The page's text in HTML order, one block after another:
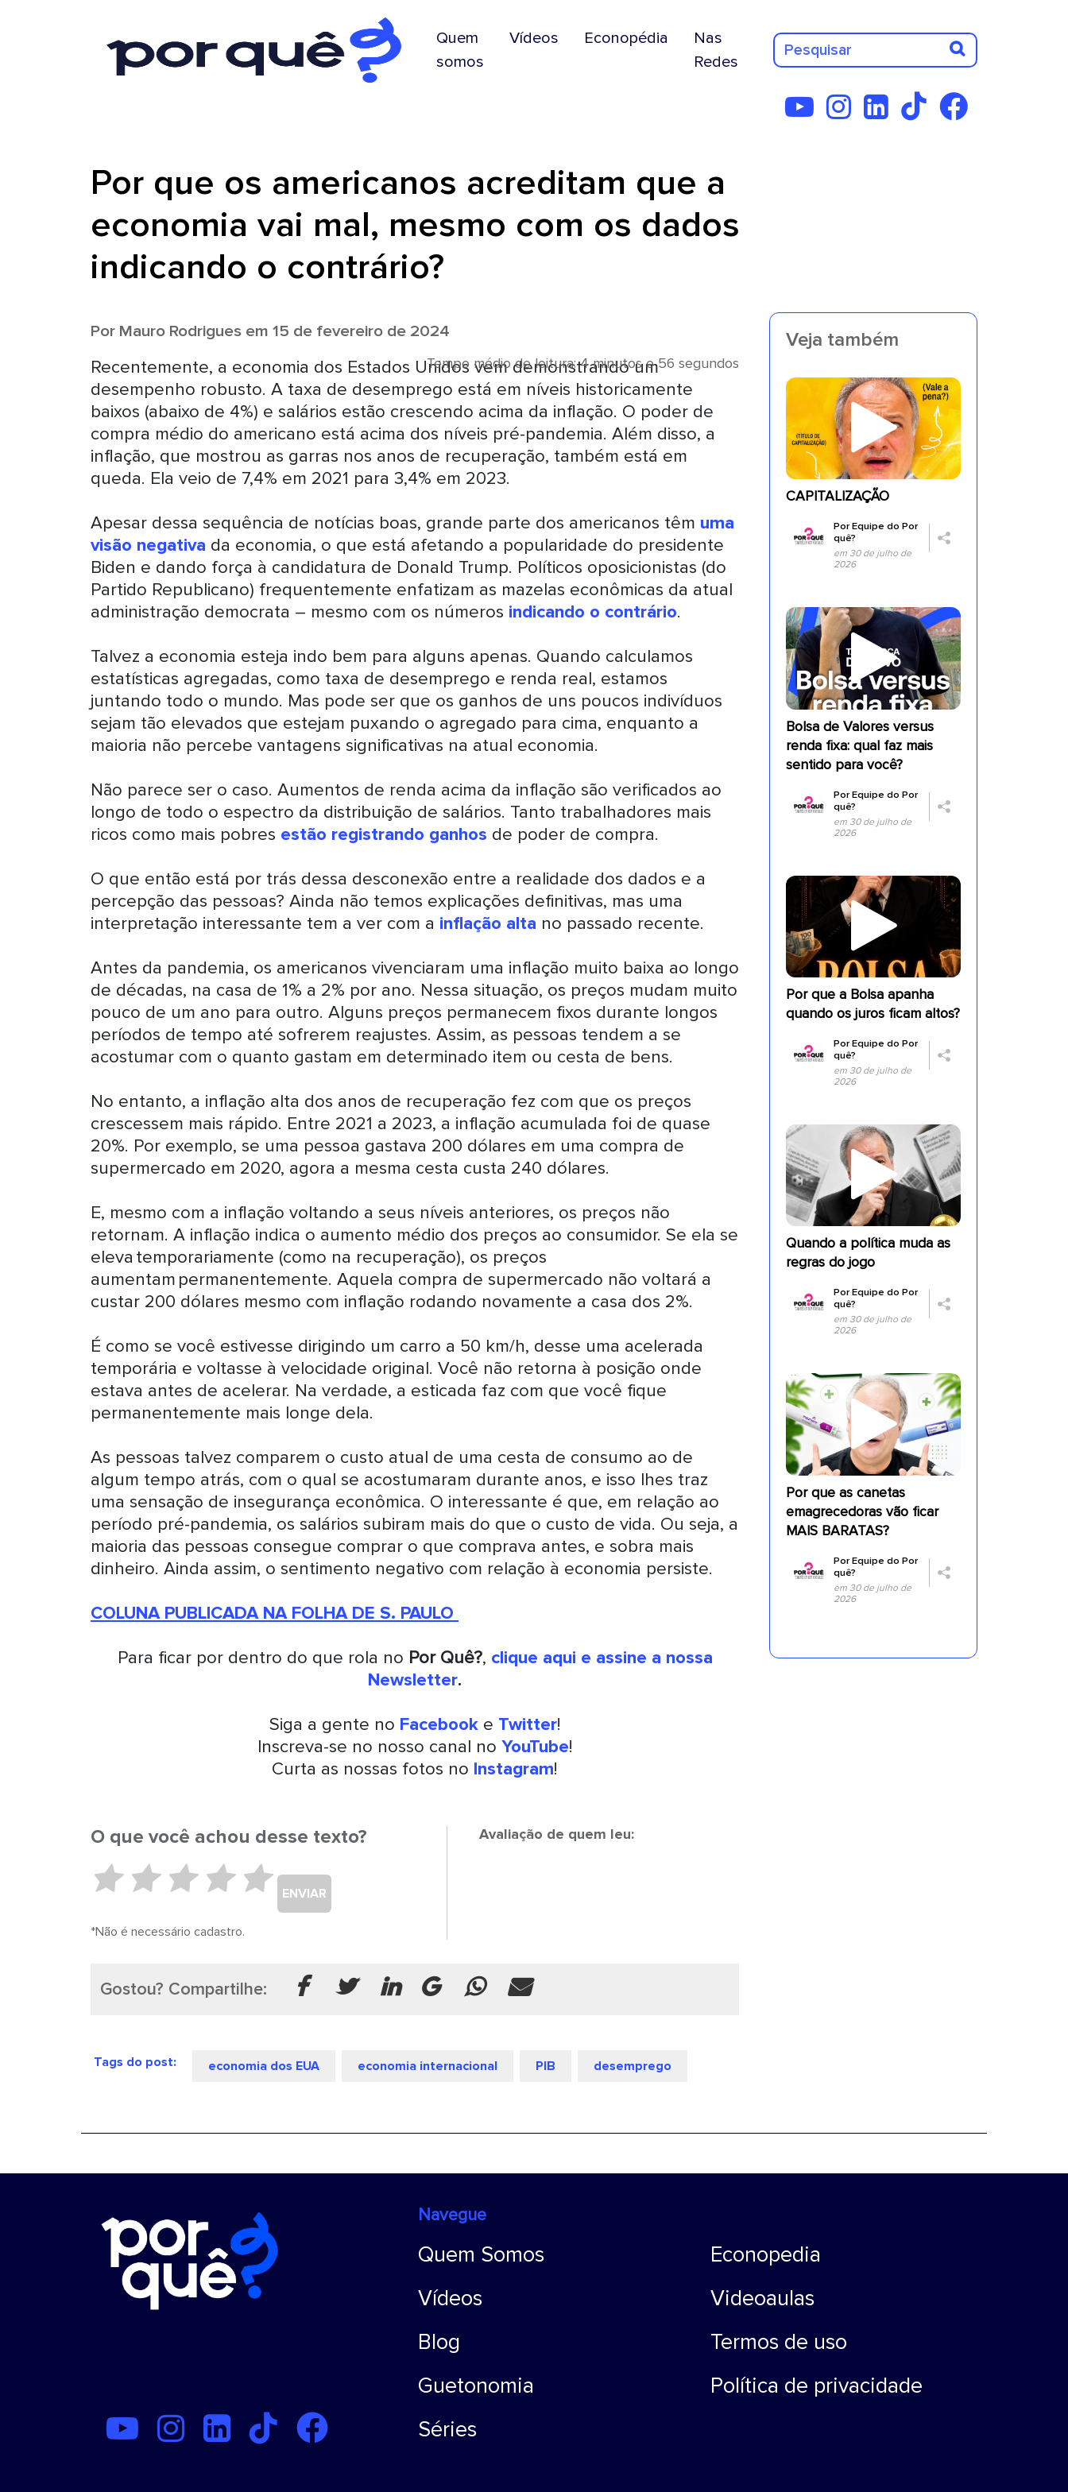
Quem
somos
Vídeos Econopédia
Nas
Redes
Por que os americanos acreditam que a
economia vai mal, mesmo com os dados
indicando o contrário?
Por Mauro Rodrigues em 15 de fevereiro de 2024
Tempo médio de leitura: 4 minutos e 56 segundos
Recentemente, a economia dos Estados Unidos vem demonstrando um
desempenho robusto. A taxa de desemprego está em níveis historicamente
baixos (abaixo de 4%) e salários estão crescendo acima da inflação. O poder de
compra médio do americano está acima dos níveis pré-pandemia. Além disso, a
inflação, que mostrou as garras nos anos de recuperação, também está em
queda. Ela veio de 7,4% em 2021 para 3,4% em 2023.
Apesar dessa sequência de notícias boas, grande parte dos americanos têm uma
visão negativa da economia, o que está afetando a popularidade do presidente
Biden e dando força à candidatura de Donald Trump. Políticos oposicionistas (do
Partido Republicano) frequentemente enfatizam as mazelas econômicas da atual
administração democrata – mesmo com os números indicando o contrário.
Talvez a economia esteja indo bem para alguns apenas. Quando calculamos
estatísticas agregadas, como taxa de desemprego e renda real, estamos
juntando todo o mundo. Mas pode ser que os ganhos de uns poucos indivíduos
sejam tão elevados que estejam puxando o agregado para cima, enquanto a
maioria não percebe vantagens significativas na atual economia.
Não parece ser o caso. Aumentos de renda acima da inflação são verificados ao
longo de todo o espectro da distribuição de salários. Tanto trabalhadores mais
ricos como mais pobres estão registrando ganhos de poder de compra.
O que então está por trás dessa desconexão entre a realidade dos dados e a
percepção das pessoas? Ainda não temos explicações definitivas, mas uma
interpretação interessante tem a ver com a inflação alta no passado recente.
Antes da pandemia, os americanos vivenciaram uma inflação muito baixa ao longo
de décadas, na casa de 1% a 2% por ano. Nessa situação, os preços mudam muito
pouco de um ano para outro. Alguns preços permanecem fixos durante longos
períodos de tempo até sofrerem reajustes. Assim, as pessoas tendem a se
acostumar com o quanto gastam em determinado item ou cesta de bens.
No entanto, a inflação alta dos anos de recuperação fez com que os preços
crescessem mais rápido. Entre 2021 a 2023, a inflação acumulada foi de quase
20%. Por exemplo, se uma pessoa gastava 200 dólares em uma compra de
supermercado em 2020, agora a mesma cesta custa 240 dólares.
E, mesmo com a inflação voltando a seus níveis anteriores, os preços não
retornam. A inflação indica o aumento médio dos preços ao consumidor. Se ela se
eleva temporariamente (como na recuperação), os preços
aumentam permanentemente. Aquela compra de supermercado não voltará a
custar 200 dólares mesmo com inflação rodando novamente a casa dos 2%.
É como se você estivesse dirigindo um carro a 50 km/h, desse uma acelerada
temporária e voltasse à velocidade original. Você não retorna à posição onde
estava antes de acelerar. Na verdade, a esticada faz com que você fique
permanentemente mais longe dela.
As pessoas talvez comparem o custo atual de uma cesta de consumo ao de
algum tempo atrás, com o qual se acostumaram durante anos, e isso lhes traz
uma sensação de insegurança econômica. O interessante é que, em relação ao
período pré-pandemia, os salários subiram mais do que o custo de vida. Ou seja, a
maioria das pessoas consegue comprar o que comprava antes, e sobra mais
dinheiro. Ainda assim, o sentimento negativo com relação à economia persiste.
COLUNA PUBLICADA NA FOLHA DE S. PAULO
Para ficar por dentro do que rola no Por Quê?, clique aqui e assine a nossa
Newsletter.
Siga a gente no Facebooke Twitter!
Inscreva-se no nosso canal no YouTube!
Curta as nossas fotos no Instagram!
O que você achou desse texto?
ENVIAR
*Não é necessário cadastro.
Avaliação de quem leu:
Gostou? Compartilhe:
Tags do post: economia dos EUA economia internacional PIB desemprego
Veja também
CAPITALIZAÇÃO
PorEquipe do Por
quê?
em 30 de julho de
2026
Bolsa de Valores versus
renda fixa: qual faz mais
sentido para você?
PorEquipe do Por
quê?
em 30 de julho de
2026
Por que a Bolsa apanha
quando os juros ficam altos?
PorEquipe do Por
quê?
em 30 de julho de
2026
Quando a política muda as
regras do jogo
PorEquipe do Por
quê?
em 30 de julho de
2026
Por que as canetas
emagrecedoras vão ficar
MAIS BARATAS?
PorEquipe do Por
quê?
em 30 de julho de
2026
Navegue
Quem Somos
Vídeos
Blog
Guetonomia
Séries
Econopedia
Videoaulas
Termos de uso
Política de privacidade